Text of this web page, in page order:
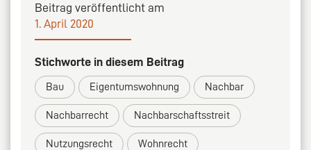
Beitrag veröffentlicht am
1. April 2020
Stichworte in diesem Beitrag
Bau Eigentumswohnung Nachbar
Nachbarrecht Nachbarschaftsstreit
Nutzungsrecht Wohnrecht